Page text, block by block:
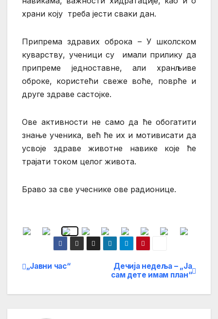
храни коју треба јести сваки дан.
Припрема здравих оброка – У школском
куварству, ученици су имали прилику да
припреме једноставне, али хранљиве
оброке, користећи свеже воће, поврће и
друге здраве састојке.
Ове активности не само да ће обогатити
знање ученика, већ ће их и мотивисати да
усвоје здраве животне навике које ће
трајати током целог живота.
Браво за све учеснике ове радионице.
Кретање
чланка
Дечија недеља – „Ја
сам дете имам план“
„Jавни час“